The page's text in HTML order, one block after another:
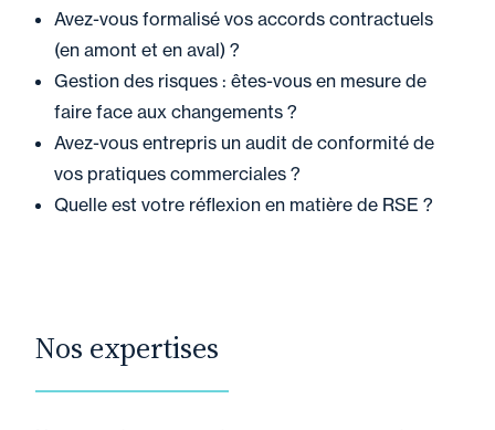
Avez-vous formalisé vos accords contractuels
(en amont et en aval) ?
Gestion des risques : êtes-vous en mesure de
faire face aux changements ?
Avez-vous entrepris un audit de conformité de
vos pratiques commerciales ?
Quelle est votre réflexion en matière de RSE ?
Nos expertises